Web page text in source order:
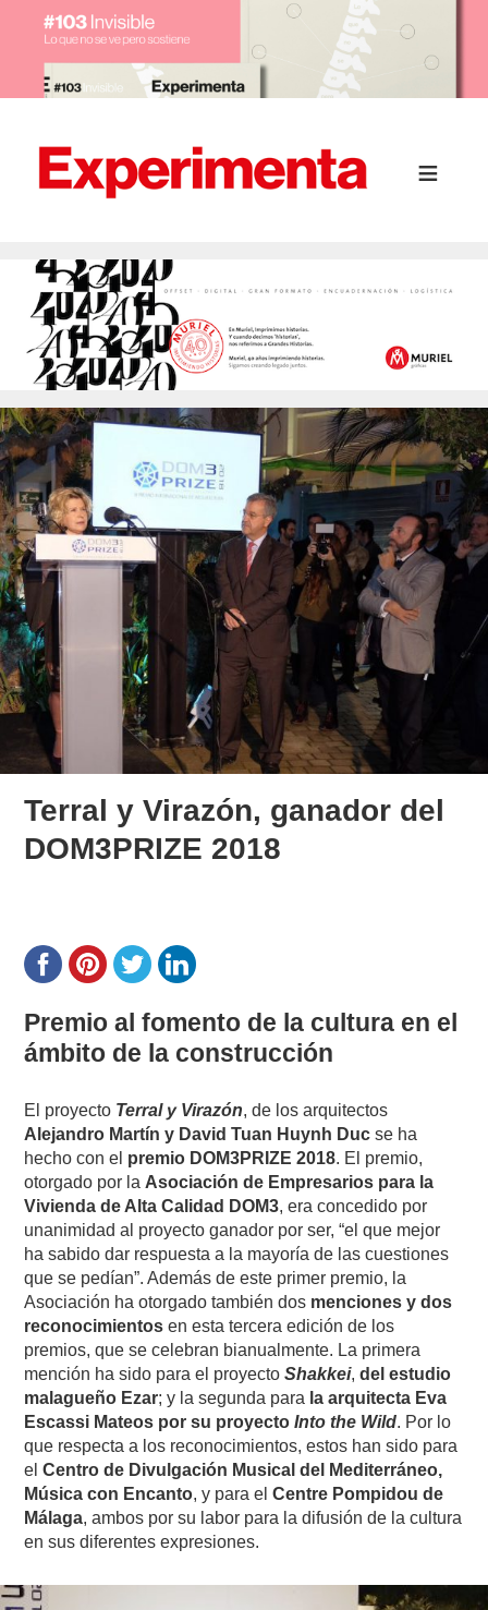
Terral y Virazón, ganador del
DOM3PRIZE 2018
Premio al fomento de la cultura en el
ámbito de la construcción
El proyecto Terral y Virazón, de los arquitectos
Alejandro Martín y David Tuan Huynh Duc se ha
hecho con el premio DOM3PRIZE 2018. El premio,
otorgado por la Asociación de Empresarios para la
Vivienda de Alta Calidad DOM3, era concedido por
unanimidad al proyecto ganador por ser, “el que mejor
ha sabido dar respuesta a la mayoría de las cuestiones
que se pedían”. Además de este primer premio, la
Asociación ha otorgado también dos menciones y dos
reconocimientos en esta tercera edición de los
premios, que se celebran bianualmente. La primera
mención ha sido para el proyectoShakkei,del estudio
malagueño Ezar; y la segunda para la arquitecta Eva
Escassi Mateos por su proyecto Into the Wild. Por lo
que respecta a los reconocimientos, estos han sido para
elCentro de Divulgación Musical del Mediterráneo,
Música con Encanto, y para elCentre Pompidou de
Málaga, ambos por su labor para la difusión de la cultura
en sus diferentes expresiones.